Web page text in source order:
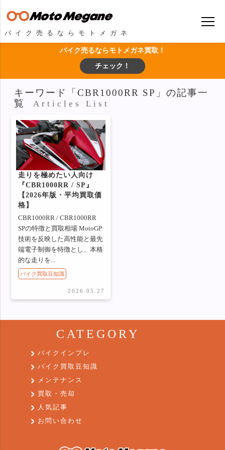
バイク売るならモトメガネ
バイク売るならモトメガネ買取！
チェック！
キーワード「CBR1000RR SP」の記事一
覧
Articles List
走りを極めたい人向け
『CBR1000RR / SP』
【2026年版・平均買取価
格】
CBR1000RR / CBR1000RR
SPの特徴と買取相場 MotoGP
技術を反映した高性能と最先
端電子制御を特徴とし、本格
的な走りを...
バイク買取豆知識
2026.05.27
CATEGORY
バイクインプレ
バイク買取豆知識
メンテナンス
買取・売却
人気記事
お問い合わせ